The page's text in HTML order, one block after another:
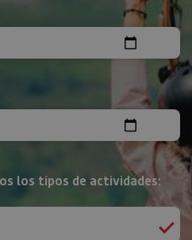
los tipos de actividades: